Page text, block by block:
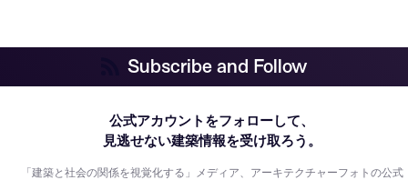
Subscribe and Follow
公式アカウントをフォローして、
見逃せない建築情報を受け取ろう。
「建築と社会の関係を視覚化する」メディア、アーキテクチャーフォトの公式